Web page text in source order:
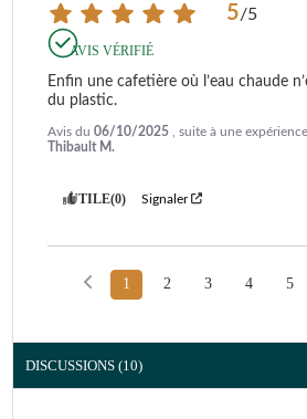
5/5
AVIS VÉRIFIÉ
Enfin une cafetière où l’eau chaude
du plastic.
Avis du 06/10/2025 , suite à une
Thibault M.
UTILE(0) Signaler
1 2 3 4 5
DISCUSSIONS (10)